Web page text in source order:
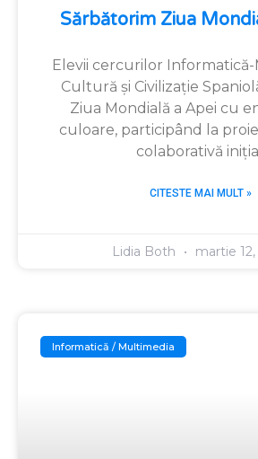
Sărbătorim Ziua
Elevii cercurilor
Cultură și Civilizație
Ziua Mondială a Apei cu
culoare, participând la
colaborativă
CITESTE MAI MULT »
Lidia Both martie
Informatică / Multimedia